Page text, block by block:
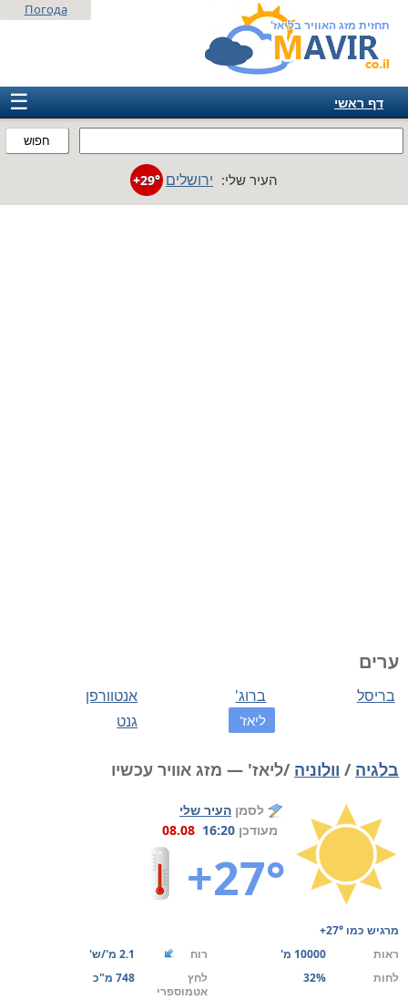
תחזית מזג האוויר בליאז'
חפוש
Погода
☰
דף ראשי
אמריקה
העיר שלי: ירושלים +29°
ערים
אנטוורפן ברוג'
בריסל
גנט
ליאז'
בלגיה / וולוניה /ליאז' — מזג אוויר עכשיו
לסמן העיר שלי
מעודכן 16:20
08.08
+27°
מרגיש כמו +27°
ראות
10000 מ' רוח
2.1 מ'/ש'
לחות
32%
לחץ
אטמוספרי
748 מ"כ